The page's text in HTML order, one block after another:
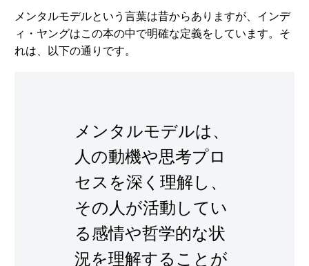
メンタルモデルという言葉は昔からありますが、インデ
ィ・ヤングはこの本の中で明確な定義をしています。そ
れは、以下の通りです。
メンタルモデルは、
人の動機や思考プロ
セスを深く理解し、
その人が活動してい
る感情や哲学的な状
況を理解することが